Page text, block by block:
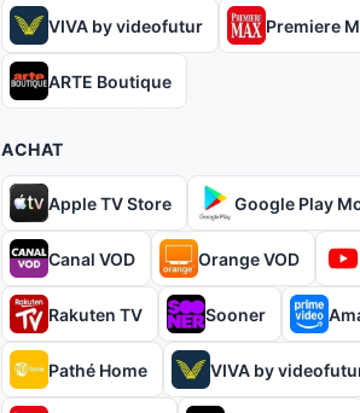
VIVA by videofutur Premiere
ARTE Boutique
ACHAT
Apple TV Store Google Play
Canal VOD Orange VOD
Rakuten TV Sooner
Pathé Home VIVA by